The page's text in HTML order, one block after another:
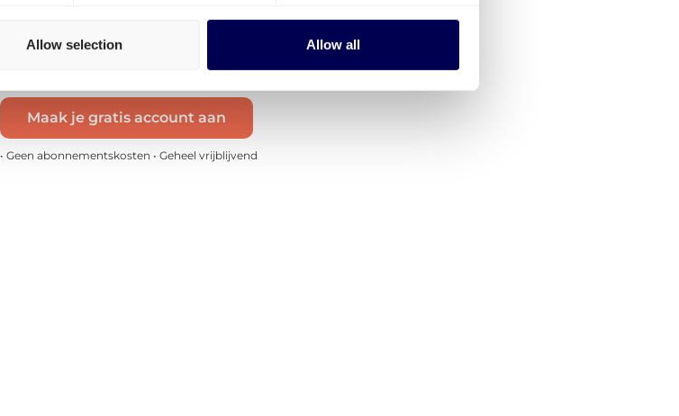
Allow selection Allow all
Voor andere routes kan je eenofferte aanvragen. Bijvoorbeeld
voor transport van
Lyonnaar Vejle of van
Maak je gratis account aan
• Geen abonnementskosten • Geheel vrijblijvend